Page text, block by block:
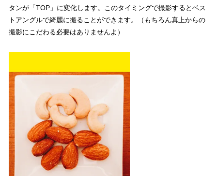
タンが「TOP」に変化します。このタイミングで撮影するとベス
トアングルで綺麗に撮ることができます。（もちろん真上からの
撮影にこだわる必要はありませんよ）